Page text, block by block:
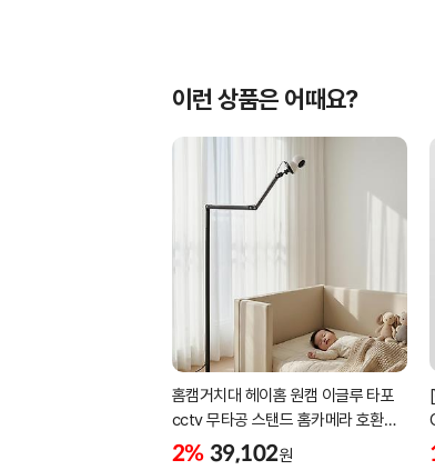
이런 상품은 어때요?
홈캠거치대 헤이홈 원캠 이글루 타포
cctv 무타공 스탠드 홈카메라 호환
침대 펫 부모님 가정용 거치대
2% 39,102원